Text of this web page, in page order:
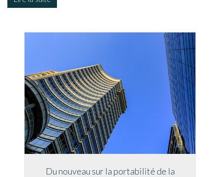
Du nouveau sur la portabilité de la